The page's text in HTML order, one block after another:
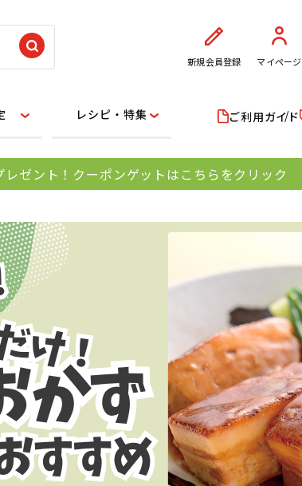
新規会員登録 マイページ
レシピ・特集 ご利用ガイド
ゼント！クーポンゲットはこちらをクリック